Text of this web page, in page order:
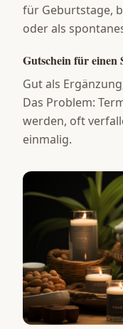
für Geburtstage,
oder als
Gutschein für einen
Gut als
Das Problem:
werden, oft
einmalig.